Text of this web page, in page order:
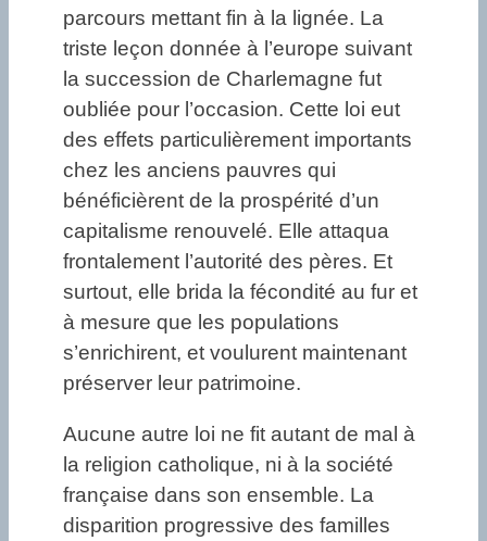
parcours mettant fin à la lignée. La
triste leçon donnée à l’europe suivant
la succession de Charlemagne fut
oubliée pour l’occasion. Cette loi eut
des effets particulièrement importants
chez les anciens pauvres qui
bénéficièrent de la prospérité d’un
capitalisme renouvelé. Elle attaqua
frontalement l’autorité des pères. Et
surtout, elle brida la fécondité au fur et
à mesure que les populations
s’enrichirent, et voulurent maintenant
préserver leur patrimoine.
Aucune autre loi ne fit autant de mal à
la religion catholique, ni à la société
française dans son ensemble. La
disparition progressive des familles